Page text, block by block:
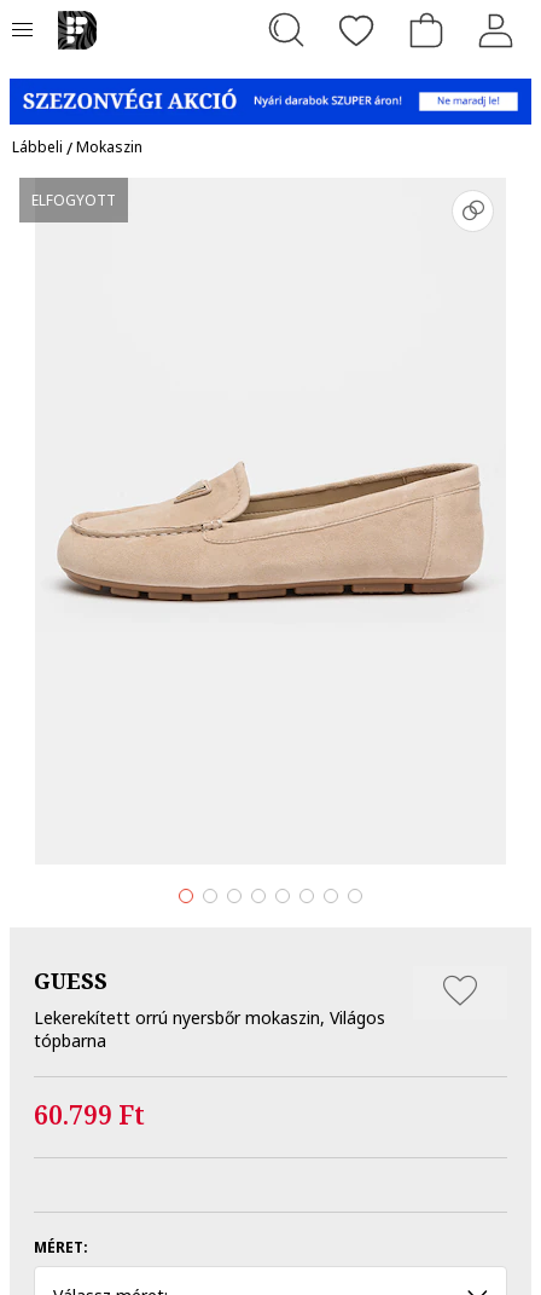
Lábbeli /Mokaszin
ELFOGYOTT
GUESS
Lekerekített orrú nyersbőr mokaszin, Világos
tópbarna
60.799 Ft
MÉRET: